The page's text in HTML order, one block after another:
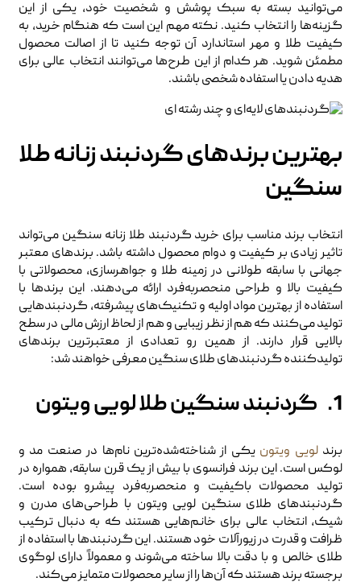
می‌توانید بسته به سبک پوشش و شخصیت خود، یکی از این
گزینه‌ها را انتخاب کنید. نکته مهم این است که هنگام خرید، به
کیفیت طلا و مهر استاندارد آن توجه کنید تا از اصالت محصول
مطمئن شوید. هر کدام از این طرح‌ها می‌توانند انتخاب عالی برای
هدیه دادن یا استفاده شخصی باشند.
بهترین برندهای گردنبند زنانه طلا
سنگین
انتخاب برند مناسب برای خرید گردنبند طلا زنانه سنگین می‌تواند
تاثیر زیادی بر کیفیت و دوام محصول داشته باشد. برندهای معتبر
جهانی با سابقه طولانی در زمینه طلا و جواهرسازی، محصولاتی با
کیفیت بالا و طراحی منحصربه‌فرد ارائه می‌دهند. این برندها با
استفاده از بهترین مواد اولیه و تکنیک‌های پیشرفته، گردنبندهایی
تولید می‌کنند که هم از نظر زیبایی و هم از لحاظ ارزش مالی در سطح
بالایی قرار دارند. از همین رو تعدادی از معتبرترین برندهای
تولیدکننده گردنبندهای طلای سنگین معرفی خواهند شد:
1. گردنبند سنگین طلا لویی ویتون
برندلویی ویتون یکی از شناخته‌شده‌ترین نام‌ها در صنعت مد و
لوکس است. این برند فرانسوی با بیش از یک قرن سابقه، همواره در
تولید محصولات باکیفیت و منحصربه‌فرد پیشرو بوده است.
گردنبندهای طلای سنگین لویی ویتون با طراحی‌های مدرن و
شیک، انتخاب عالی برای خانم‌هایی هستند که به دنبال ترکیب
ظرافت و قدرت در زیورآلات خود هستند. این گردنبندها با استفاده از
طلای خالص و با دقت بالا ساخته می‌شوند و معمولاً دارای لوگوی
برجسته برند هستند که آن‌ها را از سایر محصولات متمایز می‌کند.